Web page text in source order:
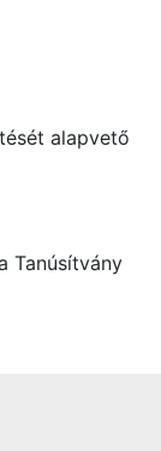
alapvető
Tanúsítvány